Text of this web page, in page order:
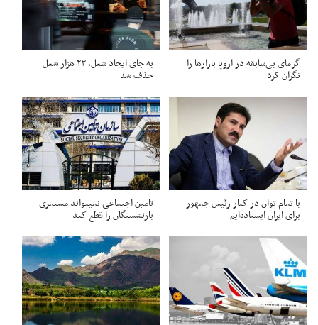
گرمای بی‌سابقه در اروپا بازارها را
نگران کرد
به جای ایجاد شغل، ۲۳ هزار شغل
حذف شد
با تمام توان در کنار رئیس جمهور
برای ایران ایستاده‌ایم
تامین اجتماعی نمیتواند مستمری
بازنشستگان را قطع کند